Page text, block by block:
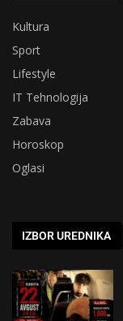
Kultura
Sport
Lifestyle
IT Tehnologija
Zabava
Horoskop
Oglasi
IZBOR UREDNIKA